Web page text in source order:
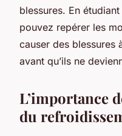
blessures. En
pouvez repérer les
causer des blessures
avant qu’ils ne
L’importance
du